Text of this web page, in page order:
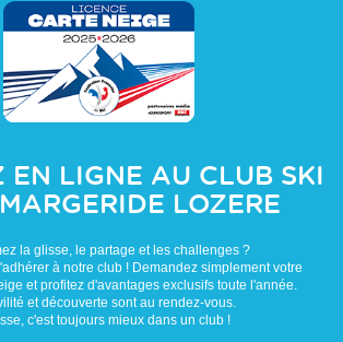
EN LIGNE AU CLUB SKI
LOZERE
la glisse, le partage et les challenges ?
à notre club ! Demandez simplement votre
et profitez d'avantages exclusifs toute l'année.
et découverte sont au rendez-vous.
c'est toujours mieux dans un club !